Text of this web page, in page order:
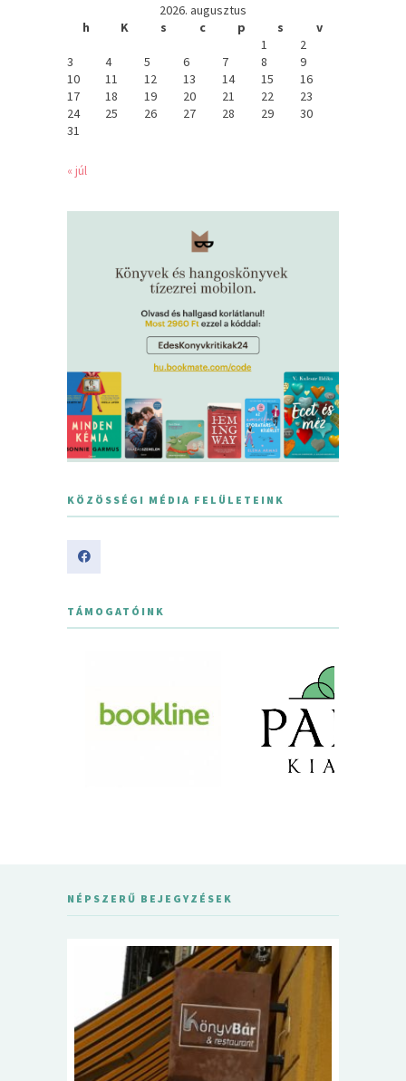
2026. augusztus
h
K s c p s
v
1
2
3
4 5 6 7 8
9
10
11 12 13 14 15
16
17
18 19 20 21 22
23
24
25 26 27 28 29
30
31
« júl
KÖZÖSSÉGI MÉDIA FELÜLETEINK
TÁMOGATÓINK
NÉPSZERŰ BEJEGYZÉSEK